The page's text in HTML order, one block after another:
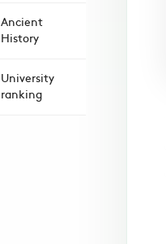
Ancient
History
University
ranking